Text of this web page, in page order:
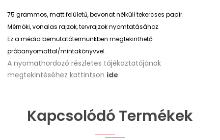
75 grammos, matt felületű, bevonat nélküli tekercses papír.
Mérnöki, vonalas rajzok, tervrajzok nyomtatásához.
Ez a média bemutatótermünkben megtekinthető
próbanyomattal/mintakönyvvel.
A nyomathordozó részletes tájékoztatójának
megtekintéséhez kattintson ide
Kapcsolódó Termékek